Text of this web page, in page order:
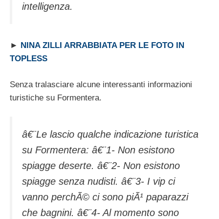
intelligenza.
►
NINA ZILLI ARRABBIATA PER LE FOTO IN
TOPLESS
Senza tralasciare alcune interessanti informazioni
turistiche su Formentera.
â€¨Le lascio qualche indicazione turistica
su Formentera: â€¨1- Non esistono
spiagge deserte. â€¨2- Non esistono
spiagge senza nudisti. â€¨3- I vip ci
vanno perchÃ© ci sono piÃ¹ paparazzi
che bagnini. â€¨4- Al momento sono